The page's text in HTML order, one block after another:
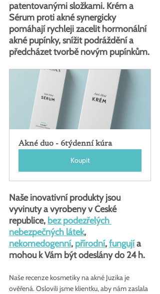
patentovanými složkami. Krém a
Sérum proti akné synergicky
pomáhají rychleji zacelit hormonální
akné pupínky, snížit podráždění a
předcházet tvorbě novým pupínkům.
Akné duo - 6týdenní kúra
Koupit
Naše inovativní produkty jsou
vyvinuty a vyrobeny v České
republice, bez podezřelých
nebezpečných látek,
nekomedogenní, přírodní, fungují a
mohou k Vám být odeslány do 24 h.
Naše recenze kosmetiky na akné Juzika je
ověřená. Oslovili jsme klientku, aby nám zaslala